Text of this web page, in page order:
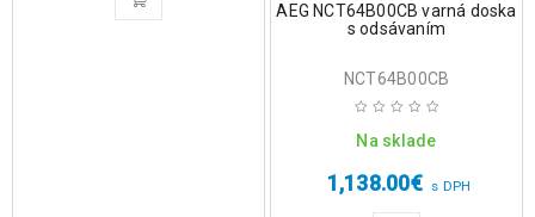
AEG NCT64B00CB varná doska
s odsávaním
NCT64B00CB
Na sklade
1,138.00€ s DPH